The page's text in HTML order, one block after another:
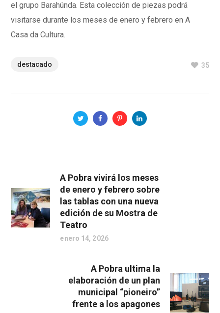
el grupo Barahúnda. Esta colección de piezas podrá
visitarse durante los meses de enero y febrero en A
Casa da Cultura.
destacado 35
A Pobra vivirá los meses
de enero y febrero sobre
las tablas con una nueva
edición de su Mostra de
Teatro
enero 14, 2026
A Pobra ultima la
elaboración de un plan
municipal “pioneiro”
frente a los apagones